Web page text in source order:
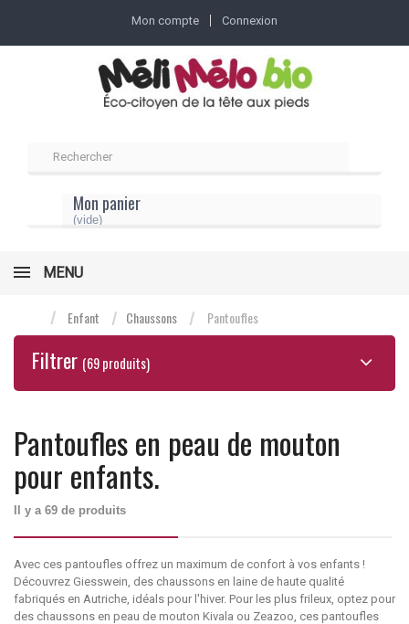
Mon compte Connexion
Mon panier
(vide)
MENU
Enfant Chaussons Pantoufles
Filtrer (69 produits)
Pantoufles en peau de mouton
pour enfants.
Il y a 69 de produits
Avec ces pantoufles offrez un maximum de confort à vos enfants !
Découvrez Giesswein, des chaussons en laine de haute qualité
fabriqués en Autriche, idéals pour l'hiver. Pour les plus frileux, optez pour
des chaussons en peau de mouton Kivala ou Zeazoo, ces pantoufles